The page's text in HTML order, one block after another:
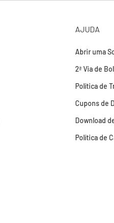
AJUDA
Abrir uma
2ª Via de
Política de
Cupons de
Download
Política de